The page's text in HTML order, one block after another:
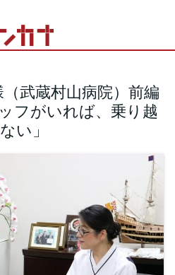
武蔵村山病院）前編
フがいれば、乗り越
い」